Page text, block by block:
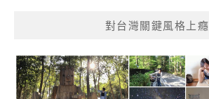
對台灣關鍵風格上癮